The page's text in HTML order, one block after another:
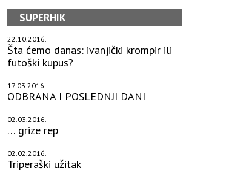
SUPERHIK
22.10.2016.
Šta ćemo danas: ivanjički krompir ili
futoški kupus?
17.03.2016.
ODBRANA I POSLEDNJI DANI
02.03.2016.
… grize rep
02.02.2016.
Triperaški užitak